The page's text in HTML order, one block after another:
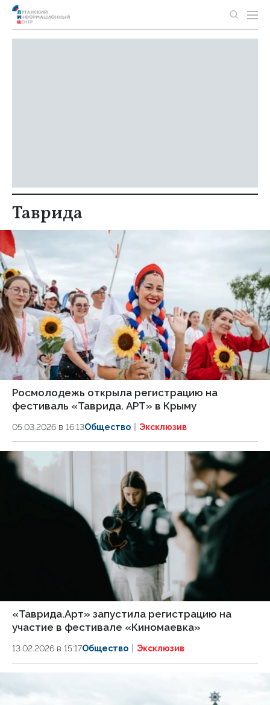
Таврида
Росмолодежь открыла регистрацию на
фестиваль «Таврида. АРТ» в Крыму
05.03.2026 в 16:13Общество Эксклюзив
«Таврида.Арт» запустила регистрацию на
участие в фестивале «Киномаевка»
13.02.2026 в 15:17Общество Эксклюзив